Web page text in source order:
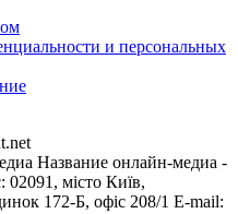
и персональных
Название онлайн-медиа -
місто Київ,
172-Б, офіс 208/1 E-mail: